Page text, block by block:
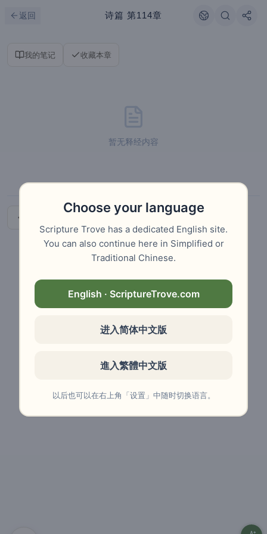
返回 诗篇 第114章
我的笔记 收藏本章
暂无释经内容
Choose your language
Scripture Trove has a dedicated English site.
You can also continue here in Simplified or
Traditional Chinese.
English · ScriptureTrove.com
进入简体中文版
進入繁體中文版
以后也可以在右上角「设置」中随时切换语言。